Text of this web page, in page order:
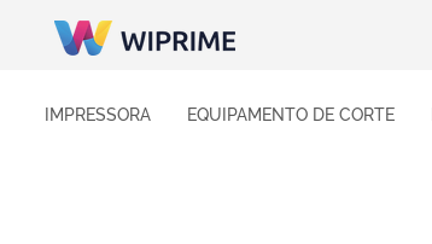
IMPRESSORA EQUIPAMENTO DE CORTE